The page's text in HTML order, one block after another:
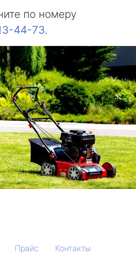
по номеру
44-73.
Прайс
Контакты